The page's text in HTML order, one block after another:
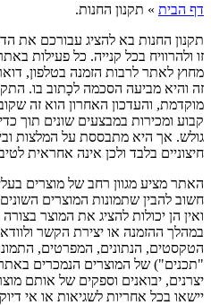
דף הבית » תקנון החנות.
תקנון החנות בא להציג עבורכם את
זו ולהרוויח בכל קנייה. כל פעילות
מחוץ לאתר לרבות הזמנה בטלפון,
זה והיא מביעה הסכמה לכָתוב בו.
מוקדמת, והעדכון האחרון הוא זה
קבוע ומכירות במבצעים שונים תוך כדי
גולש. אך היא מתבססת על המלצות
חיצוניים בלבד ולכן אינה אחראית
האתר מציע מגוון רחב של מוצרים
חשוב להבין שתמונות המוצרים
ואין הן יכולות להציג את המוצר
במהלך ההזמנה או יצירת הקשר
הטקסטים, הנתונים, המפרטים,
"תכנים") של המוצרים הנמכרים באתר
יישאו בכל אחריות לשגיאות או אי